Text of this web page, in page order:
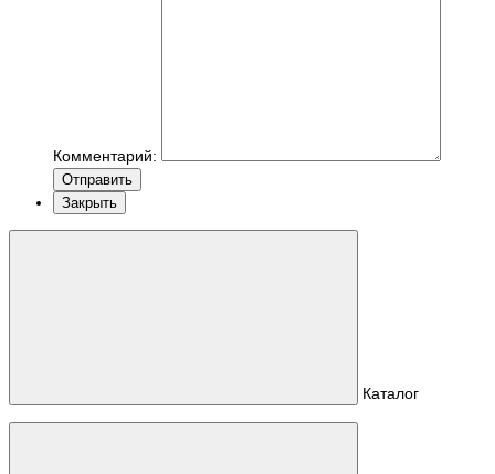
Комментарий:
Отправить
Закрыть
Каталог